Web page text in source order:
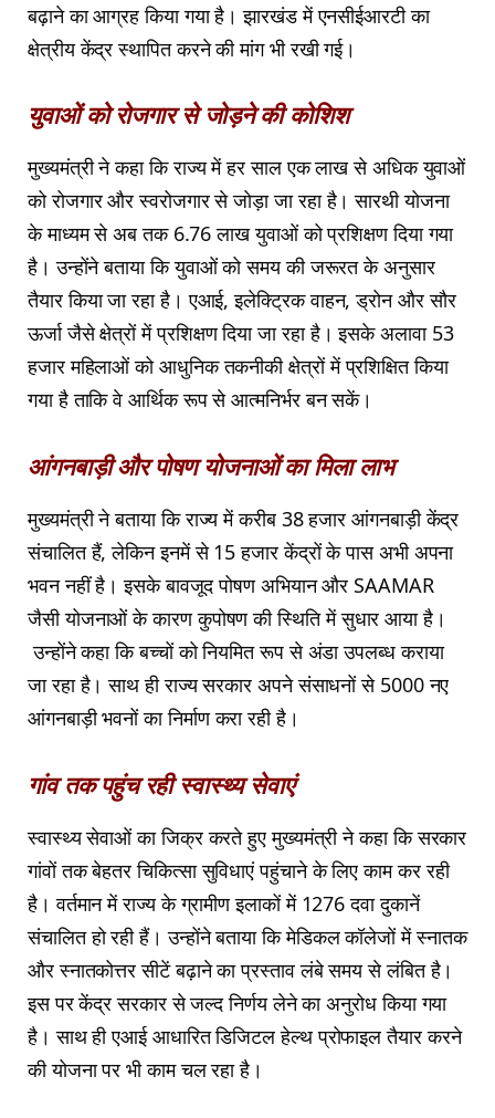
बढ़ाने का आग्रह किया गया है। झारखंड में एनसीईआरटी का
क्षेत्रीय केंद्र स्थापित करने की मांग भी रखी गई।
युवाओं को रोजगार से जोड़ने की कोशिश
मुख्यमंत्री ने कहा कि राज्य में हर साल एक लाख से अधिक युवाओं
को रोजगार और स्वरोजगार से जोड़ा जा रहा है। सारथी योजना
के माध्यम से अब तक 6.76 लाख युवाओं को प्रशिक्षण दिया गया
है। उन्होंने बताया कि युवाओं को समय की जरूरत के अनुसार
तैयार किया जा रहा है। एआई, इलेक्ट्रिक वाहन, ड्रोन और सौर
ऊर्जा जैसे क्षेत्रों में प्रशिक्षण दिया जा रहा है। इसके अलावा 53
हजार महिलाओं को आधुनिक तकनीकी क्षेत्रों में प्रशिक्षित किया
गया है ताकि वे आर्थिक रूप से आत्मनिर्भर बन सकें।
आंगनबाड़ी और पोषण योजनाओं का मिला लाभ
मुख्यमंत्री ने बताया कि राज्य में करीब 38 हजार आंगनबाड़ी केंद्र
संचालित हैं, लेकिन इनमें से 15 हजार केंद्रों के पास अभी अपना
भवन नहीं है। इसके बावजूद पोषण अभियान और SAAMAR
जैसी योजनाओं के कारण कुपोषण की स्थिति में सुधार आया है।
उन्होंने कहा कि बच्चों को नियमित रूप से अंडा उपलब्ध कराया
जा रहा है। साथ ही राज्य सरकार अपने संसाधनों से 5000 नए
आंगनबाड़ी भवनों का निर्माण करा रही है।
गांव तक पहुंच रही स्वास्थ्य सेवाएं
स्वास्थ्य सेवाओं का जिक्र करते हुए मुख्यमंत्री ने कहा कि सरकार
गांवों तक बेहतर चिकित्सा सुविधाएं पहुंचाने के लिए काम कर रही
है। वर्तमान में राज्य के ग्रामीण इलाकों में 1276 दवा दुकानें
संचालित हो रही हैं। उन्होंने बताया कि मेडिकल कॉलेजों में स्नातक
और स्नातकोत्तर सीटें बढ़ाने का प्रस्ताव लंबे समय से लंबित है।
इस पर केंद्र सरकार से जल्द निर्णय लेने का अनुरोध किया गया
है। साथ ही एआई आधारित डिजिटल हेल्थ प्रोफाइल तैयार करने
की योजना पर भी काम चल रहा है।